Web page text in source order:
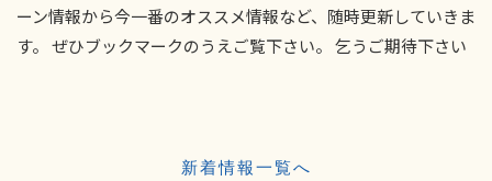
ーン情報から今一番のオススメ情報など、随時更新していきま
す。 ぜひブックマークのうえご覧下さい。 乞うご期待下さい
新着情報一覧へ